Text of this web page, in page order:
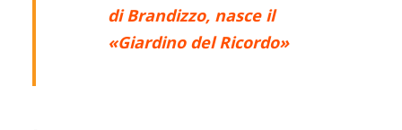
di Brandizzo, nasce il
«Giardino del Ricordo»